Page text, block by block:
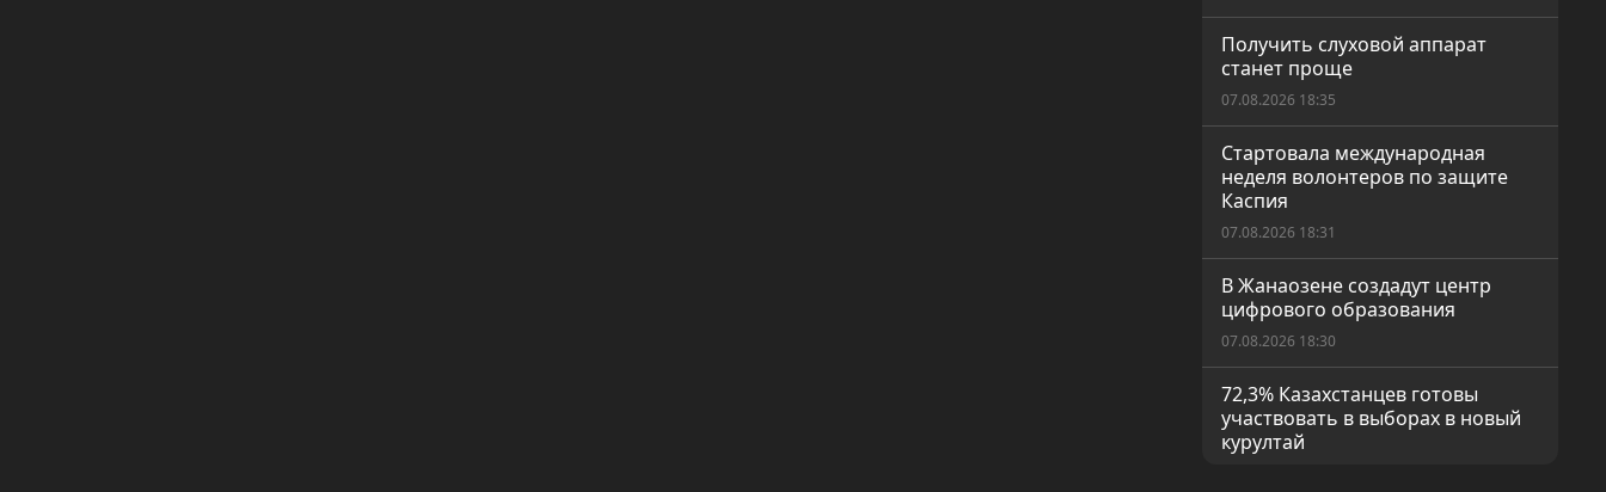
Получить слуховой аппарат
станет проще
07.08.2026 18:35
Стартовала международная
неделя волонтеров по защите
Каспия
07.08.2026 18:31
В Жанаозене создадут центр
цифрового образования
07.08.2026 18:30
72,3% Казахстанцев готовы
участвовать в выборах в новый
курултай